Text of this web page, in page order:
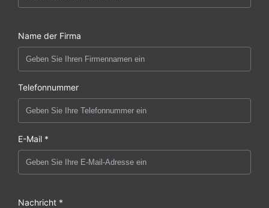
Name der Firma
Telefonnummer
E-Mail *
Nachricht *